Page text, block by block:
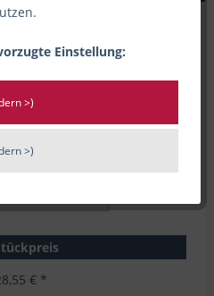
€ *
Einstellung:
>)
>)